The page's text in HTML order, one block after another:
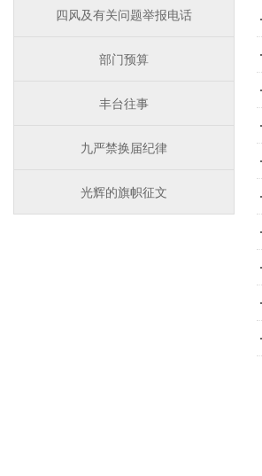
四风及有关问题举报电话
部门预算
丰台往事
九严禁换届纪律
光辉的旗帜征文